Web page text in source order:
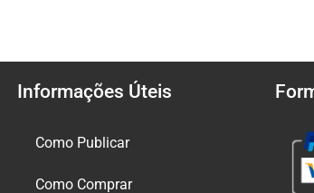
Informações Úteis
Como Publicar
Como Comprar